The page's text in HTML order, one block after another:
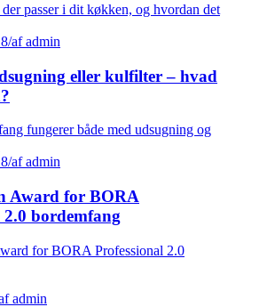
passer i dit køkken, og hvordan det
/af admin
eller kulfilter – hvad
fungerer både med udsugning og
/af admin
Award for BORA
2.0 bordemfang
for BORA Professional 2.0
admin